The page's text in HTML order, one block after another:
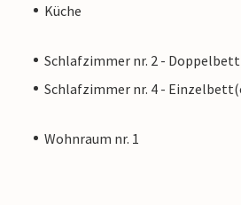
Küche
Schlafzimmer nr. 2 -
Schlafzimmer nr. 4 -
Wohnraum nr. 1